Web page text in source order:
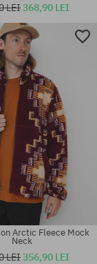
LEI368,90 LEI
Arctic Fleece Mock
Neck
LEI356,90 LEI